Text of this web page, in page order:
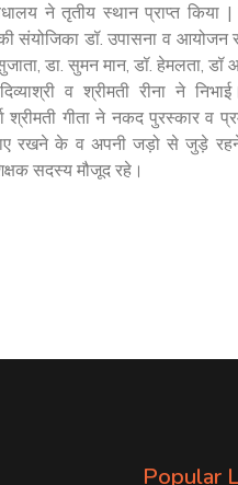
ने तृतीय स्थान प्राप्त किया
की संयोजिका डॉ. उपासना व आयोजन
डा. सुमन मान, डॉ. हेमलता, डॉ
व श्रीमती रीना ने
श्रीमती गीता ने नकद पुरस्कार व
रखने के व अपनी जड़ो से जुड़े
सदस्य मौजूद रहे।
Popular